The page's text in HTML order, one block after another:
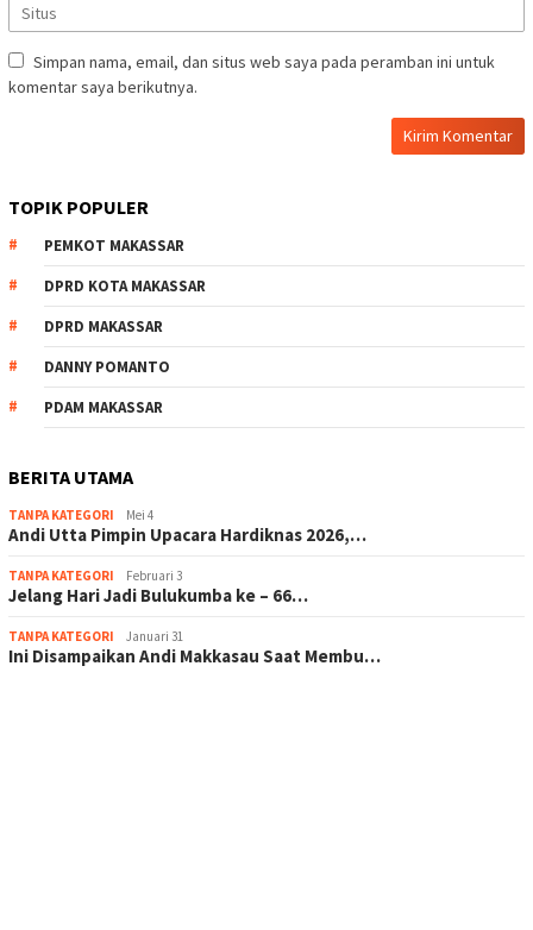
Simpan nama, email, dan situs web saya pada peramban ini untuk
komentar saya berikutnya.
TOPIK POPULER
PEMKOT MAKASSAR
DPRD KOTA MAKASSAR
DPRD MAKASSAR
DANNY POMANTO
PDAM MAKASSAR
BERITA UTAMA
TANPA KATEGORI Mei 4
Andi Utta Pimpin Upacara Hardiknas 2026,…
TANPA KATEGORI Februari 3
Jelang Hari Jadi Bulukumba ke – 66…
TANPA KATEGORI Januari 31
Ini Disampaikan Andi Makkasau Saat Membu…